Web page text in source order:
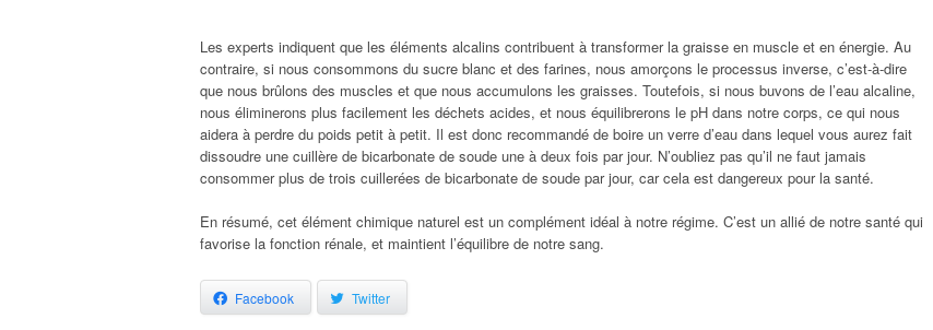
Les experts indiquent que les éléments alcalins contribuent à transformer la graisse en muscle et en énergie. Au
contraire, si nous consommons du sucre blanc et des farines, nous amorçons le processus inverse, c’est-à-dire
que nous brûlons des muscles et que nous accumulons les graisses. Toutefois, si nous buvons de l’eau alcaline,
nous éliminerons plus facilement les déchets acides, et nous équilibrerons le pH dans notre corps, ce qui nous
aidera à perdre du poids petit à petit. Il est donc recommandé de boire un verre d’eau dans lequel vous aurez fait
dissoudre une cuillère de bicarbonate de soude une à deux fois par jour. N’oubliez pas qu’il ne faut jamais
consommer plus de trois cuillerées de bicarbonate de soude par jour, car cela est dangereux pour la santé.
En résumé, cet élément chimique naturel est un complément idéal à notre régime. C’est un allié de notre santé qui
favorise la fonction rénale, et maintient l’équilibre de notre sang.
Facebook Twitter